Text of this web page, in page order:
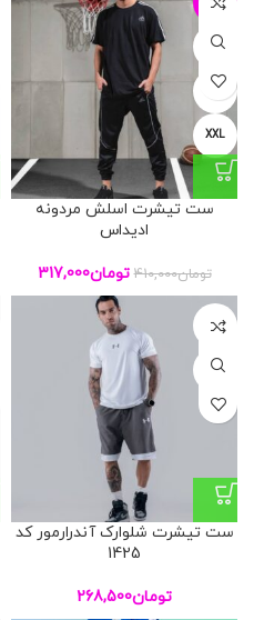
L
XL
XXL
ست تیشرت اسلش مردونه
ادیداس
تومان410,000 تومان317,000
L
XL
ست تیشرت شلوارک آندرارمور کد
1425
تومان268,500